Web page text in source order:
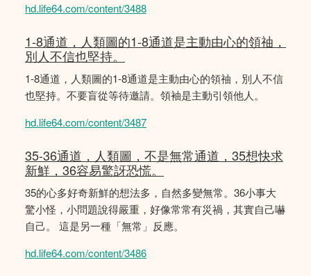
hd.life64.com/content/3488
1-8通道，人類圖的1-8通道是主動由心的領䄂，
別人不信也堅持。
1-8通道，人類圖的1-8通道是主動由心的領䄂，別人不信
也堅持。不要盲從等待邀請。領袖是主動引領他人。
hd.life64.com/content/3487
35-36通道，人類圖，不是無常通道，35想快求
新鮮，36容易驚訝恐慌。
35的心多好奇新鮮的想法多，自然多變無常。36小事大
驚小怪，小問題說得嚴重，好像常常有災禍，其實自己嚇
自己。 這是另一種「無常」反應。
hd.life64.com/content/3486